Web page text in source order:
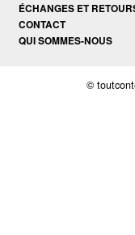
ÉCHANGES ET
CONTACT
QUI SOMMES-NOUS
©